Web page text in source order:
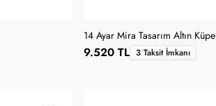
14 Ayar Mira Tasarım Altın Küpe
9.520 TL 3 Taksit İmkanı